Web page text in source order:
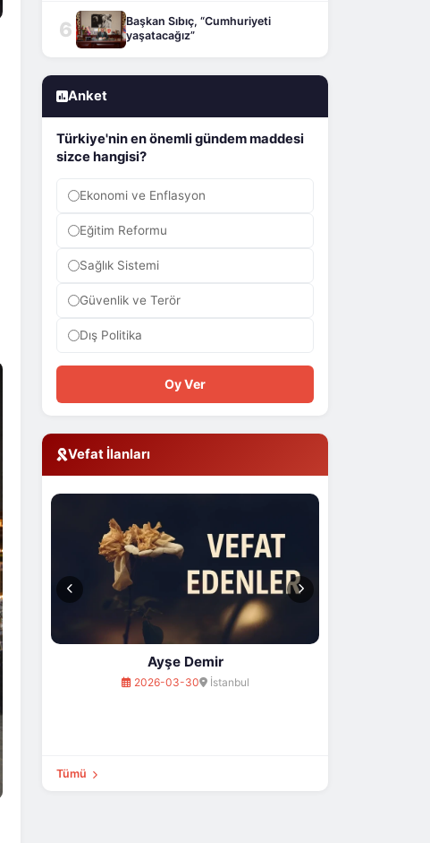
6
Başkan Sıbıç, “Cumhuriyeti
yaşatacağız”
Anket
Türkiye'nin en önemli gündem maddesi
sizce hangisi?
Ekonomi ve Enflasyon
Eğitim Reformu
Sağlık Sistemi
Güvenlik ve Terör
Dış Politika
Oy Ver
Vefat İlanları
Ayşe Demir
2026-03-30 İstanbul
Tümü